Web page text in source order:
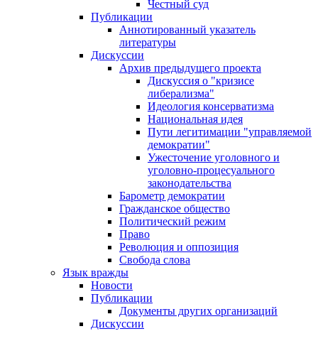
Честный суд
Публикации
Аннотированный указатель
литературы
Дискуссии
Архив предыдущего проекта
Дискуссия о "кризисе
либерализма"
Идеология консерватизма
Национальная идея
Пути легитимации "управляемой
демократии"
Ужесточение уголовного и
уголовно-процесуального
законодательства
Барометр демократии
Гражданское общество
Политический режим
Право
Революция и оппозиция
Свобода слова
Язык вражды
Новости
Публикации
Документы других организаций
Дискуссии